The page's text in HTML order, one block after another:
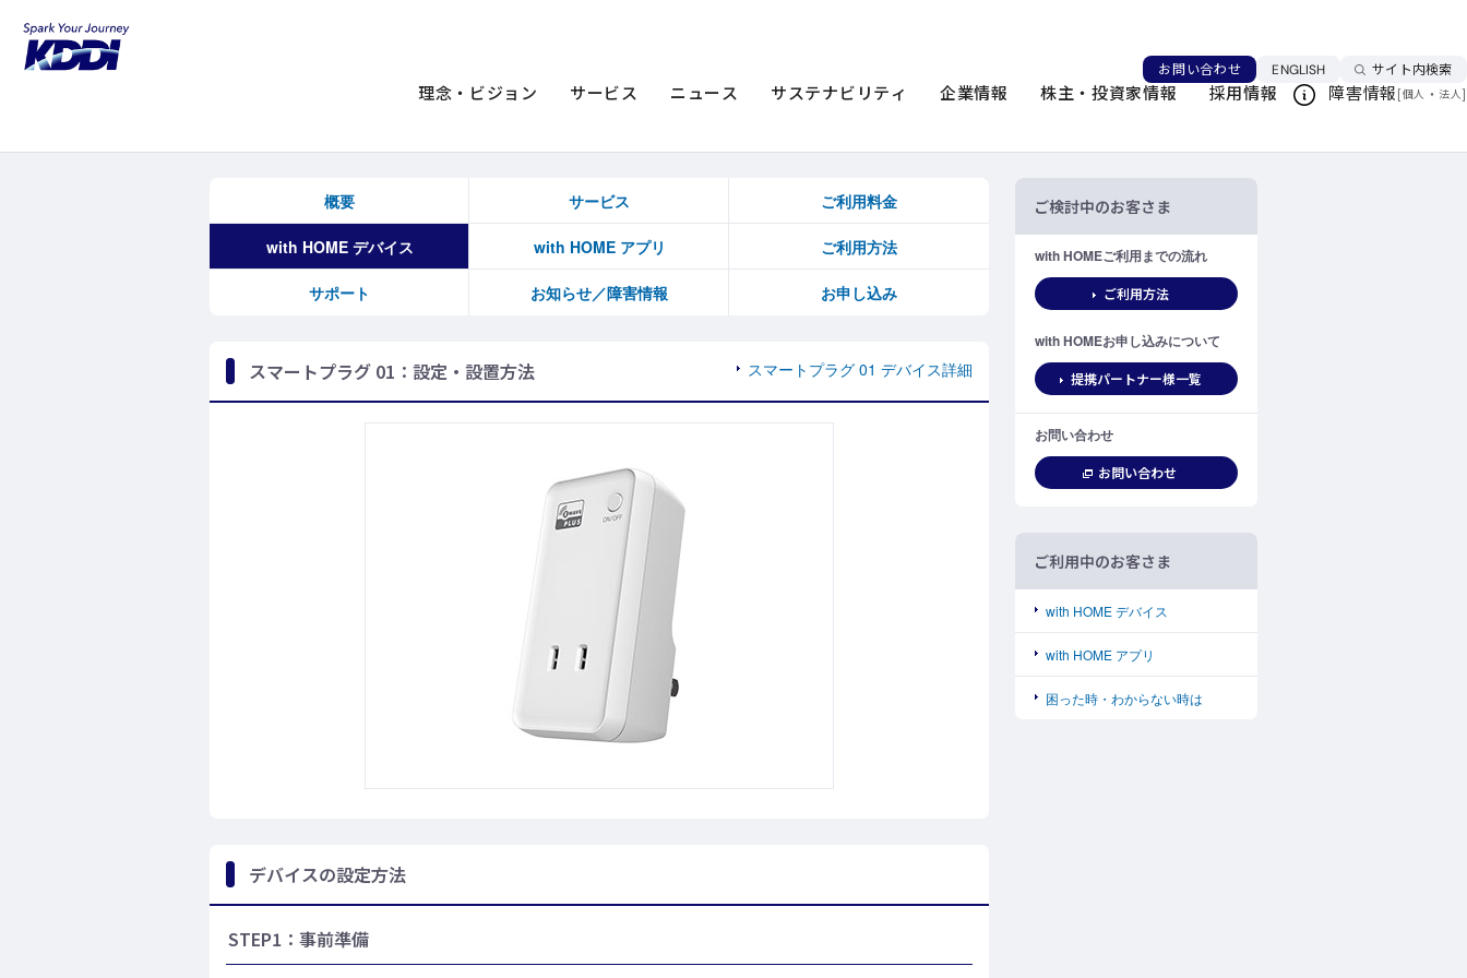
お問い合わせ ENGLISH言語を切り替える
サイト内検索
理念・ビジョン サービス ニュース サステナビリティ 企業情報 株主・投資家情報 採用情報 障害情報[個人 ・ 法人]
スマートプラグ 01：設定・設置方法
概要 サービス ご利用料金
with HOME デバイス with HOME アプリ ご利用方法
サポート お知らせ／障害情報 お申し込み
スマートプラグ 01：設定・設置方法 スマートプラグ 01 デバイス詳細
デバイスの設定方法
STEP1：事前準備
このページを印刷する
ご検討中のお客さま
with HOMEご利用までの流れ
ご利用方法
with HOMEお申し込みについて
提携パートナー様一覧
お問い合わせ
お問い合わせ
ご利用中のお客さま
with HOME デバイス
with HOME アプリ
困った時・わからない時は